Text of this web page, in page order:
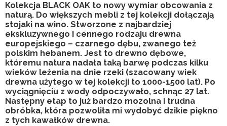
Kolekcja BLACK OAK to nowy wymiar obcowania z
naturą. Do większych mebli z tej kolekcji dołączają
stojaki na wino. Stworzone z najbardziej
ekskluzywnego i cennego rodzaju drewna
europejskiego – czarnego dębu, zwanego też
polskim hebanem. Jest to drewno dębowe,
któremu natura nadała taką barwę podczas kilku
wieków leżenia na dnie rzeki (szacowany wiek
drewna użytego w tej kolekcji to 1000-1500 lat). Po
wyciągnięciu z wody odpoczywało, schnąc 27 lat.
Następny etap to już bardzo mozolna i trudna
obróbka, która pozwoliła mi wydobyć dzikie piękno
z tych kawałków drewna.